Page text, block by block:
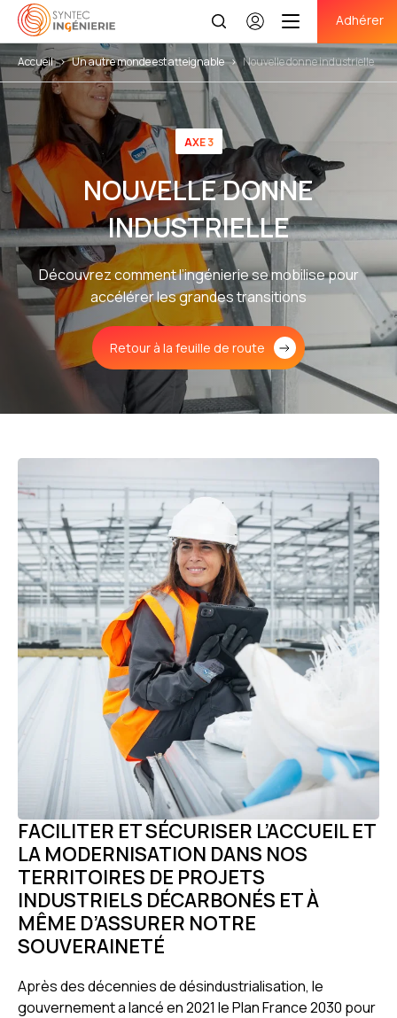
Se
connecter
Adhérer
Accueil > Un autre monde est atteignable > Nouvelle donne industrielle
AXE 3
NOUVELLE DONNE
INDUSTRIELLE
Découvrez comment l’ingénierie se mobilise pour
accélérer les grandes transitions
Retour à la feuille de route
FACILITER ET SÉCURISER L’ACCUEIL ET
LA MODERNISATION DANS NOS
TERRITOIRES DE PROJETS
INDUSTRIELS DÉCARBONÉS ET À
MÊME D’ASSURER NOTRE
SOUVERAINETÉ
Après des décennies de désindustrialisation, le
gouvernement a lancé en 2021 le Plan France 2030 pour